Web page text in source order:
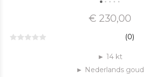
€ 230,00
(0)
► 14 kt
► Nederlands goud